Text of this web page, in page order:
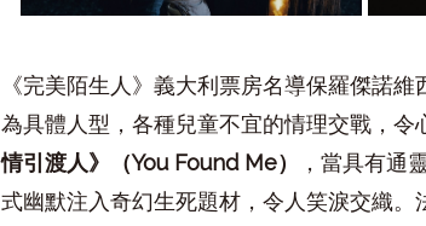
《完美陌生人》義大利票房名導保羅傑諾維
為具體人型，各種兒童不宜的情理交戰，
情引渡人》（You Found Me）
，當具有通
式幽默注入奇幻生死題材，令人笑淚交織